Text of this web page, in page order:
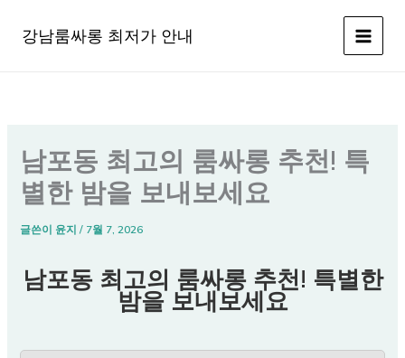
강남룸싸롱 최저가 안내
남포동 최고의 룸싸롱 추천! 특
별한 밤을 보내보세요
글쓴이 윤지/ 7월 7, 2026
남포동 최고의 룸싸롱 추천! 특별한
밤을 보내보세요